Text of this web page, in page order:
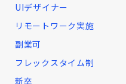
UIデザイナー
リモートワーク実施
副業可
フレックスタイム制
新卒